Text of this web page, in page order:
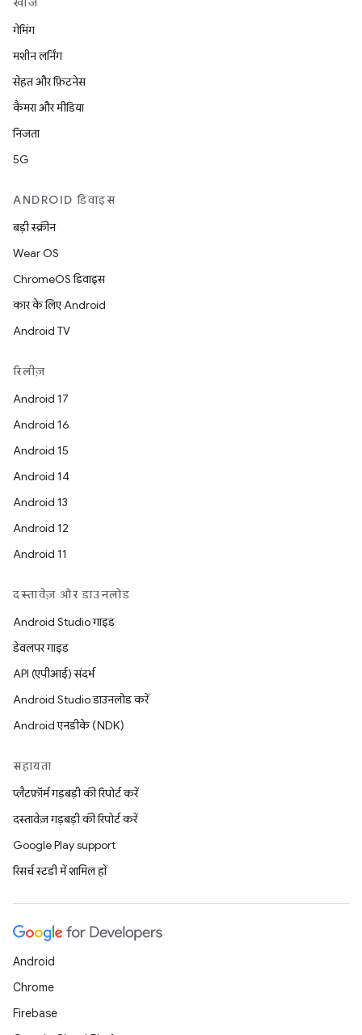
गेमिंग
मशीन लर्निंग
सेहत और फ़िटनेस
कैमरा और मीडिया
निजता
5G
ANDROID डिवाइस
बड़ी स्क्रीन
Wear OS
ChromeOS डिवाइस
कार के लिए Android
Android TV
रिलीज़
Android 17
Android 16
Android 15
Android 14
Android 13
Android 12
Android 11
दस्तावेज़ और डाउनलोड
Android Studio गाइड
डेवलपर गाइड
API (एपीआई) संदर्भ
Android Studio डाउनलोड करें
Android एनडीके (NDK)
सहायता
प्लैटफ़ॉर्म गड़बड़ी की रिपोर्ट करें
दस्तावेज़ गड़बड़ी की रिपोर्ट करें
Google Play support
रिसर्च स्टडी में शामिल हों
Android
Chrome
Firebase